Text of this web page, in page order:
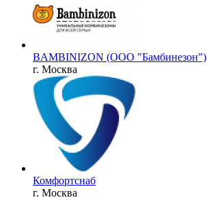
BAMBINIZON (ООО "Бамбинезон")
г. Москва
Комфортснаб
г. Москва